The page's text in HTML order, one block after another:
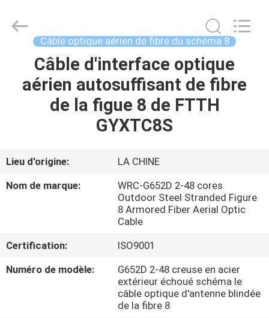
MAISON
PRODUITS
SUJET
DE
VISITE
D'USINE
Weiruo
Communication
Câble optique aérien de fibre du schéma 8
Câble d'interface optique
aérien autosuffisant de fibre
de la figue 8 de FTTH
GYXTC8S
Lieu d'origine:
LA CHINE
Nom de marque:
WRC-G652D 2-48 cores
Outdoor Steel Stranded Figure
8 Armored Fiber Aerial Optic
Cable
Certification:
ISO9001
Numéro de modèle:
G652D 2-48 creuse en acier
extérieur échoué schéma le
câble optique d'antenne blindée
de la fibre 8